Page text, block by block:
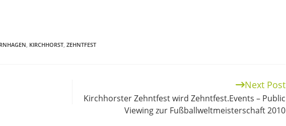
KIRCHHORST ZEHNTFEST
Next Post
Kirchhorster Zehntfest wird Zehntfest.Events – Public
Viewing zur Fußballweltmeisterschaft 2010